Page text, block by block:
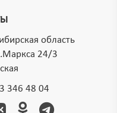
область
24/3
346 48 04